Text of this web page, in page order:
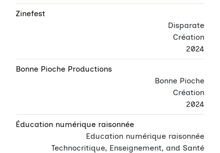
Zinefest
Disparate
Création
2024
Bonne Pioche Productions
Bonne Pioche
Création
2024
Éducation numérique raisonnée
Education numérique raisonnée
Technocritique, Enseignement, and Santé